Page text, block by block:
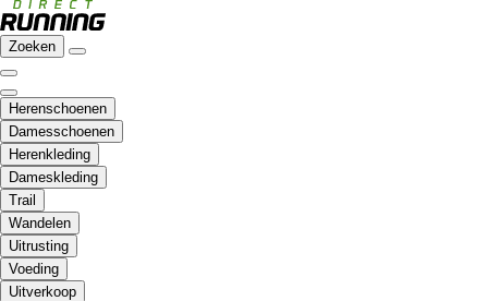
Zoeken
Herenschoenen
Damesschoenen
Herenkleding
Dameskleding
Trail
Wandelen
Uitrusting
Voeding
Uitverkoop